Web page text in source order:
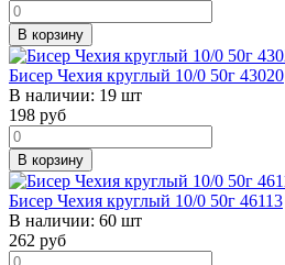
В корзину
Бисер Чехия круглый 10/0 50г 43020
В наличии: 19 шт
198 руб
В корзину
Бисер Чехия круглый 10/0 50г 46113
В наличии: 60 шт
262 руб